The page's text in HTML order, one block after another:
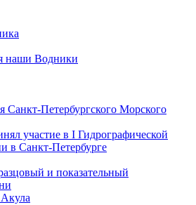
наши Водники
Санкт-Петербургского Морского
участие в I Гидрографической
в Санкт-Петербурге
и показательный